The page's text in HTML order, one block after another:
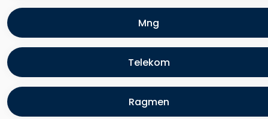
Mng
Telekom
Ragmen